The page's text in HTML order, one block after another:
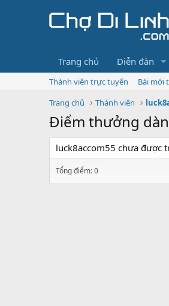
Trang chủ Diễn đàn
Thành viên trực tuyến Bài mới
Trang chủ
Thành viên
Điểm thưởng
luck8accom55 chưa được
Tổng điểm: 0